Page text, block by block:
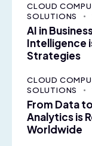
CLOUD
SOLUTIONS
AI in
Intelligence
Strategies
CLOUD
SOLUTIONS
From Data
Analytics is
Worldwide